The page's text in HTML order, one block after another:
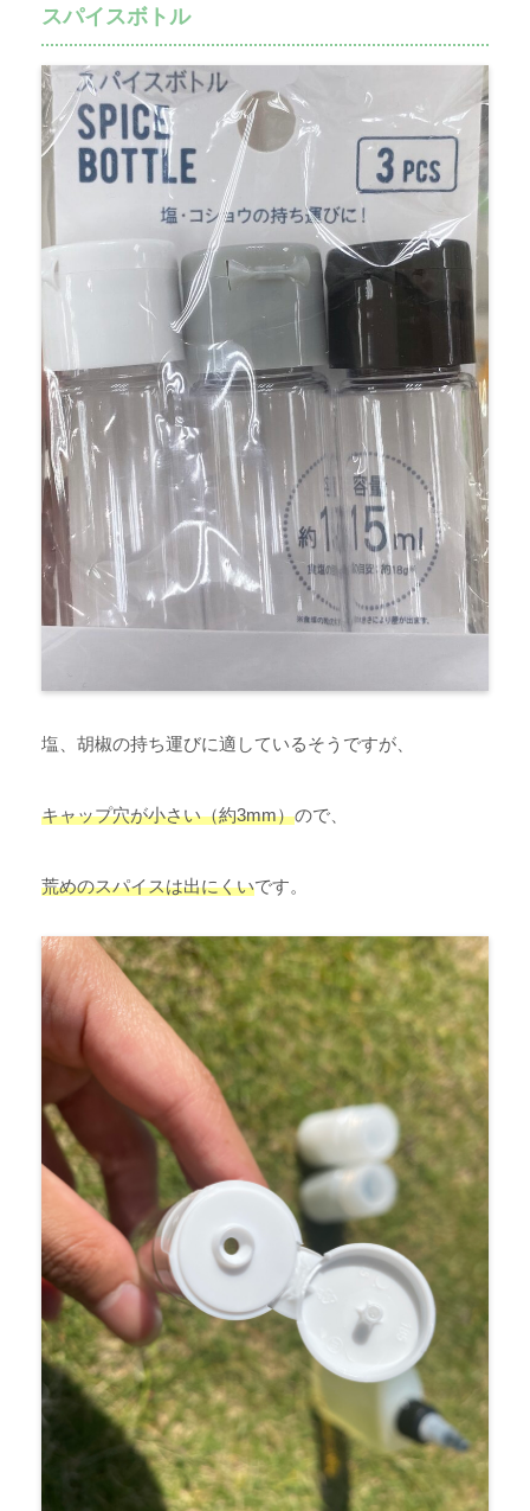
スパイスボトル
塩、胡椒の持ち運びに適しているそうですが、
キャップ穴が小さい（約3mm）ので、
荒めのスパイスは出にくいです。